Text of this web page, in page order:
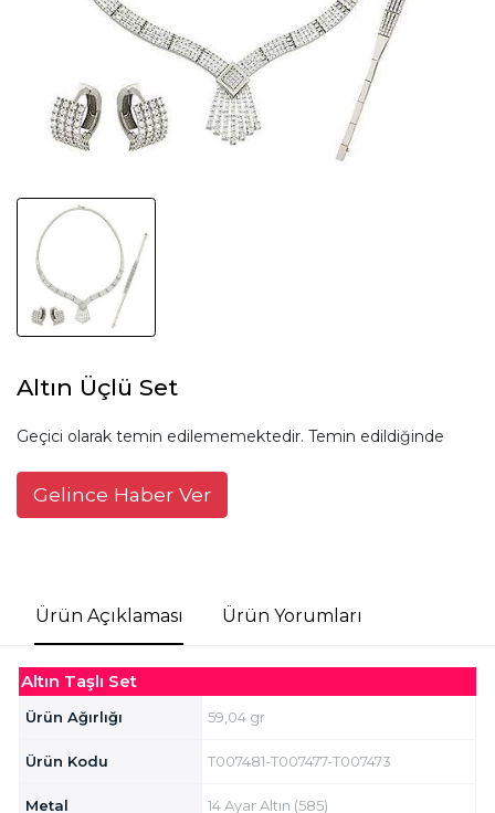
Altın Üçlü Set
Geçici olarak temin edilememektedir. Temin edildiğinde
Gelince Haber Ver
Ürün Açıklaması Ürün Yorumları
Altın Taşlı Set
Ürün Ağırlığı 59,04 gr
Ürün Kodu T007481-T007477-T007473
Metal 14 Ayar Altın (585)